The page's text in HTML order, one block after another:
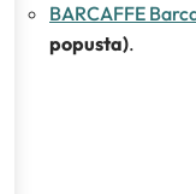
BARCAFFE
popusta).